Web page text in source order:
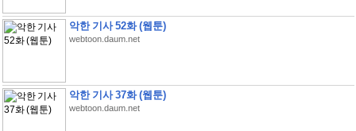
악한 기사 52화 (웹툰)
webtoon.daum.net
악한 기사 37화 (웹툰)
webtoon.daum.net